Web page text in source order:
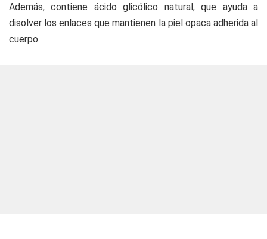
Además, contiene ácido glicólico natural, que ayuda a
disolver los enlaces que mantienen la piel opaca adherida al
cuerpo.